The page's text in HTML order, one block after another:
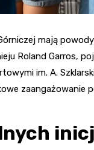
mają
Roland Garros,
im. A.
zaangażowanie